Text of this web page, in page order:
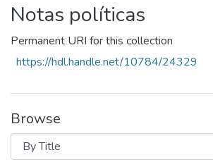
Notas políticas
Permanent URI for this collection
https://hdl.handle.net/10784/24329
Browse